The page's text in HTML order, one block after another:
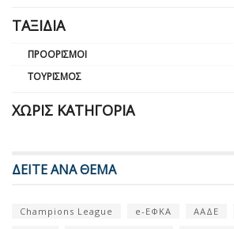
ΤΑΞΊΔΙΑ
ΠΡΟΟΡΙΣΜΟΊ
ΤΟΥΡΙΣΜΌΣ
ΧΩΡΊΣ ΚΑΤΗΓΟΡΊΑ
ΔΕΙΤΕ ΑΝΑ ΘΕΜΑ
Champions League e-ΕΦΚΑ ΑΑΔΕ